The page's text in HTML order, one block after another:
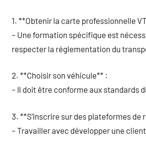
1. **Obtenir la carte professionnelle
– Une formation spécifique est
respecter la réglementation du
2. **Choisir son véhicule** :
– Il doit être conforme aux standards
3. **S’inscrire sur des plateformes de
– Travailler avec développer une